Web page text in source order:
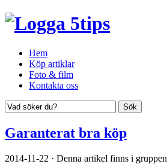
Hem
Köp artiklar
Foto & film
Kontakta oss
Garanterat bra köp
2014-11-22 · Denna artikel finns i gruppen